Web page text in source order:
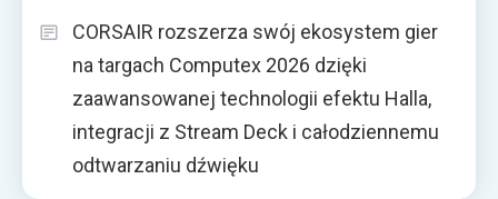
CORSAIR rozszerza swój ekosystem gier
na targach Computex 2026 dzięki
zaawansowanej technologii efektu Halla,
integracji z Stream Deck i całodziennemu
odtwarzaniu dźwięku